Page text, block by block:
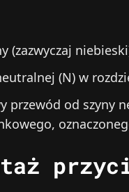
(zazwyczaj
(N) w
przewód od szyny